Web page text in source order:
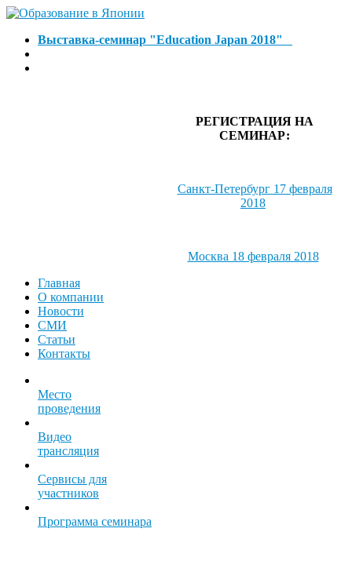
Выставка-семинар "Education Japan 2018"
РЕГИСТРАЦИЯ НА
СЕМИНАР:
Санкт-Петербург 17 февраля
2018
Москва 18 февраля 2018
Главная
О компании
Новости
СМИ
Статьи
Контакты
Место
проведения
Видео
трансляция
Сервисы для
участников
Программа семинара